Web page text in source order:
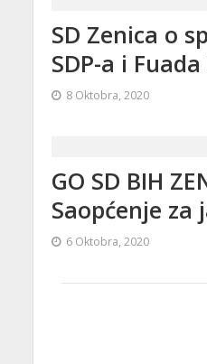
SD Zenica o
SDP-a i
8 Oktobra, 2020
GO SD BIH
Saopćenje za
6 Oktobra, 2020